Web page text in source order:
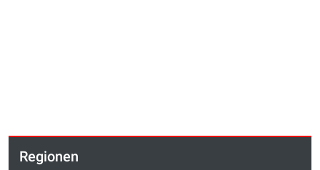
Regionen